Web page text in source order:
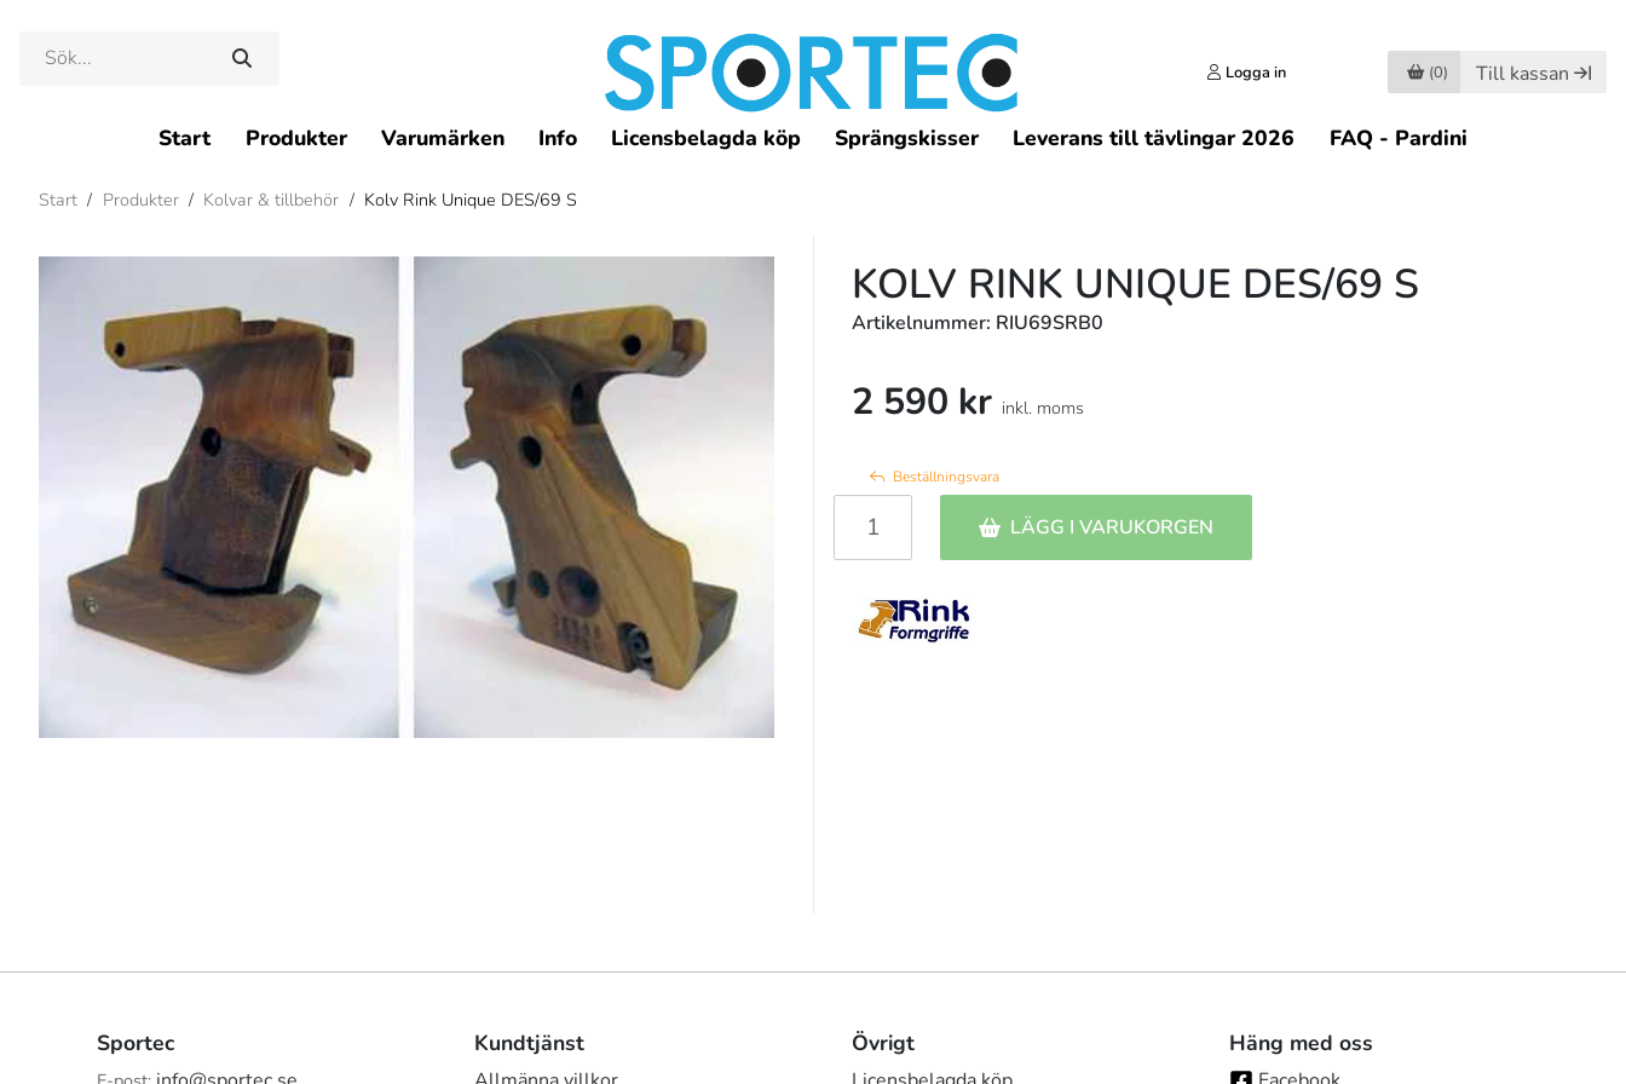
Logga in (0) Till kassan
Start Produkter Varumärken Info Licensbelagda köp Sprängskisser Leverans till tävlingar 2026 FAQ - Pardini
Start / Produkter / Kolvar & tillbehör / Kolv Rink Unique DES/69 S
KOLV RINK UNIQUE DES/69 S
Artikelnummer: RIU69SRB0
2 590 kr inkl. moms
Beställningsvara
LÄGG I VARUKORGEN
Sportec Kundtjänst Övrigt Häng med oss